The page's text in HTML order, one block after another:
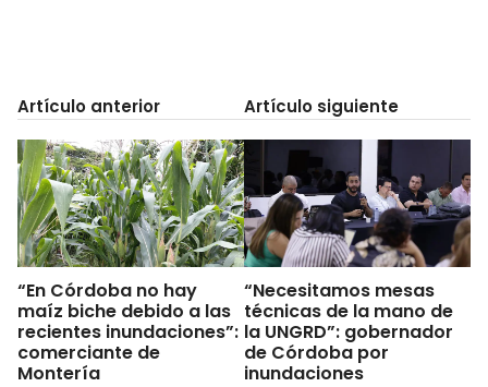
Artículo anterior
“En Córdoba no hay
maíz biche debido a las
recientes inundaciones”:
comerciante de
Montería
Artículo siguiente
“Necesitamos mesas
técnicas de la mano de
la UNGRD”: gobernador
de Córdoba por
inundaciones